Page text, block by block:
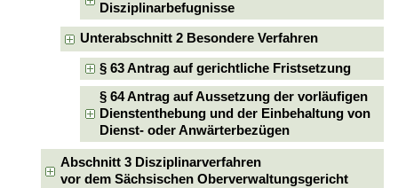
Disziplinarbefugnisse
Unterabschnitt 2 Besondere Verfahren
§ 63 Antrag auf gerichtliche Fristsetzung
§ 64 Antrag auf Aussetzung der vorläufigen
Dienstenthebung und der Einbehaltung von
Dienst- oder Anwärterbezügen
Abschnitt 3 Disziplinarverfahren
vor dem Sächsischen Oberverwaltungsgericht